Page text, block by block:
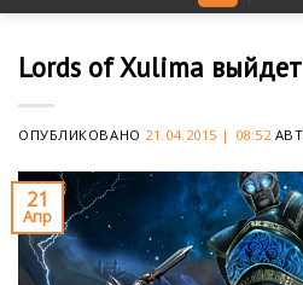
Lords of Xulima
ОПУБЛИКОВАНО 21.04.2015 | 08:52
21
Апр